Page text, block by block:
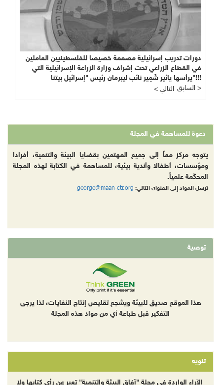
دورات تدريب إسرائيلية مصممة خصيصا للفلسطينيين العاملين
في القطاع الزراعي تحت إشراف وزارة الزراعة الإسرائيلية التي
يرأسها يائير شَمِير نائب ليبرمان رئيس "إسرائيل بيتنا"!!!
< التالي
السابق >
دعوة للمساهمة في المجلة
يتوجه مركز معاً إلى جميع المهتمين بقضايا البيئة والتنمية، أفرادا
ومؤسسات، أطفالا وأندية بيئية، للمساهمة في الكتابة لهذه المجلة
المحكّمة علمياً.
ترسل المواد إلى العنوان التالي: george@maan-ctr.org
توصية
هذا الموقع صديق للبيئة ويشجع تقليص إنتاج النفايات، لذا يرجى
التفكير قبل طباعة أي من مواد هذه المجلة
تنويه
الآراء الواردة في مجلة "آفاق البيئة والتنمية" تعبر عن رأي كتابها ولا